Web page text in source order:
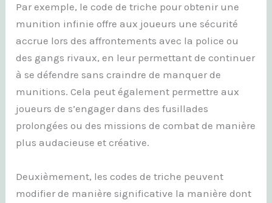
Par exemple, le code de triche pour obtenir une
munition infinie offre aux joueurs une sécurité
accrue lors des affrontements avec la police ou
des gangs rivaux, en leur permettant de continuer
à se défendre sans craindre de manquer de
munitions. Cela peut également permettre aux
joueurs de s’engager dans des fusillades
prolongées ou des missions de combat de manière
plus audacieuse et créative.
Deuxièmement, les codes de triche peuvent
modifier de manière significative la manière dont